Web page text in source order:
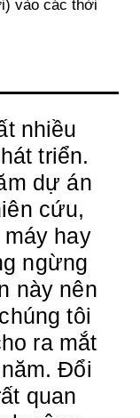
vào các thời
nhiều
triển.
dự án
cứu,
hay
ngừng
này nên
tôi
ra mắt
Đổi
quan